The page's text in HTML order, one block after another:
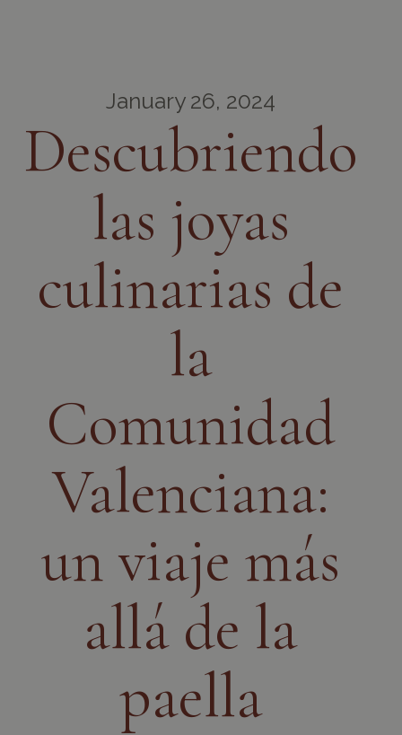
January 26, 2024
Descubriendo
las joyas
culinarias de
la
Comunidad
Valenciana:
un viaje más
allá de la
paella